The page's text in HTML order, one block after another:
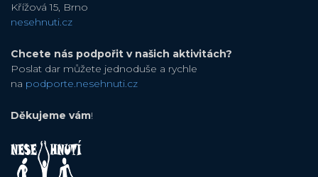
Křížová 15, Brno
nesehnuti.cz
Chcete nás podpořit v našich aktivitách?
Poslat dar můžete jednoduše a rychle
na podporte.nesehnuti.cz
Děkujeme vám!